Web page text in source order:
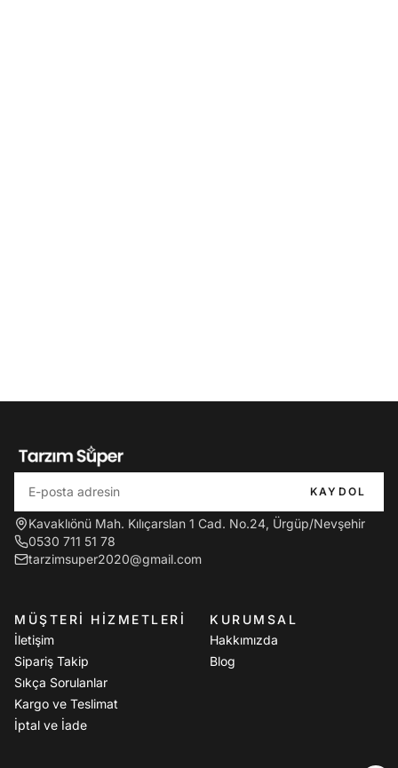
KAYDOL
Kavaklıönü Mah. Kılıçarslan 1 Cad. No.24, Ürgüp/Nevşehir
0530 711 51 78
tarzimsuper2020@gmail.com
MÜŞTERI HIZMETLERI
İletişim
Sipariş Takip
Sıkça Sorulanlar
Kargo ve Teslimat
İptal ve İade
KURUMSAL
Hakkımızda
Blog